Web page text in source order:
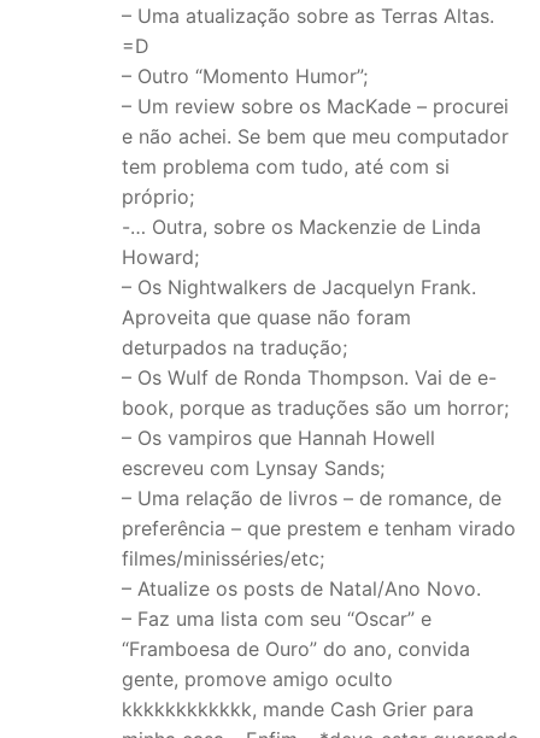
– Uma atualização sobre as Terras Altas.
=D
– Outro “Momento Humor”;
– Um review sobre os MacKade – procurei
e não achei. Se bem que meu computador
tem problema com tudo, até com si
próprio;
-… Outra, sobre os Mackenzie de Linda
Howard;
– Os Nightwalkers de Jacquelyn Frank.
Aproveita que quase não foram
deturpados na tradução;
– Os Wulf de Ronda Thompson. Vai de e-
book, porque as traduções são um horror;
– Os vampiros que Hannah Howell
escreveu com Lynsay Sands;
– Uma relação de livros – de romance, de
preferência – que prestem e tenham virado
filmes/minisséries/etc;
– Atualize os posts de Natal/Ano Novo.
– Faz uma lista com seu “Oscar” e
“Framboesa de Ouro” do ano, convida
gente, promove amigo oculto
kkkkkkkkkkkk, mande Cash Grier para